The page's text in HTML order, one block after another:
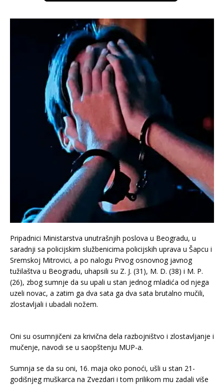
Pripadnici Ministarstva unutrašnjih poslova u Beogradu, u
saradnji sa policijskim službenicima policijskih uprava u Šapcu i
Sremskoj Mitrovici, a po nalogu Prvog osnovnog javnog
tužilaštva u Beogradu, uhapsili su Z. J. (31), M. D. (38) i M. P.
(26), zbog sumnje da su upali u stan jednog mladića od njega
uzeli novac, a zatim ga dva sata ga dva sata brutalno mučili,
zlostavljali i ubadali nožem.
Oni su osumnjičeni za krivična dela razbojništvo i zlostavljanje i
mučenje, navodi se u saopštenju MUP-a.
Sumnja se da su oni, 16. maja oko ponoći, ušli u stan 21-
godišnjeg muškarca na Zvezdari i tom prilikom mu zadali više